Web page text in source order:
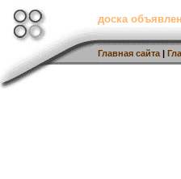
доска
Главная сайта |